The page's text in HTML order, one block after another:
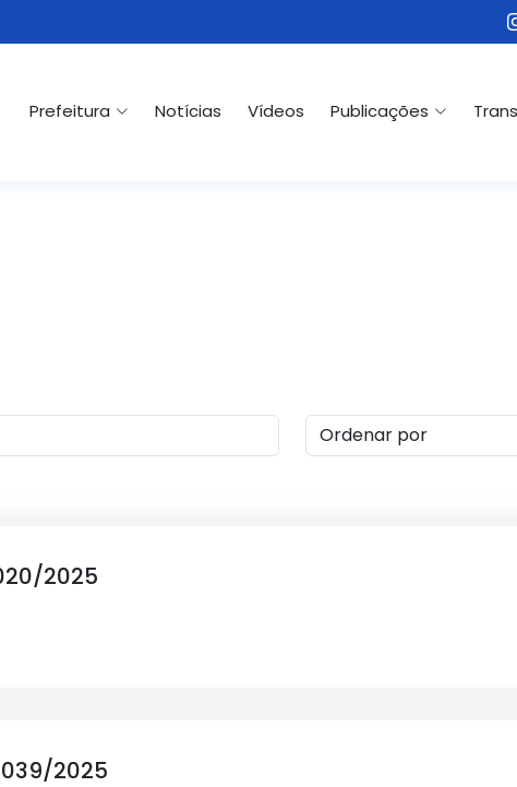
Prefeitura Notícias Vídeos Publicações
020/2025
039/2025